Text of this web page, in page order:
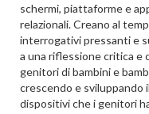
schermi, piattaforme e
relazionali. Creano al
interrogativi pressanti e
a una riflessione critica
genitori di bambini e
crescendo e sviluppando
dispositivi che i genitori